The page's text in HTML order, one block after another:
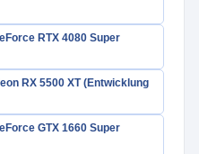
RTX 4080 Super
RX 5500 XT (Entwicklung
GTX 1660 Super